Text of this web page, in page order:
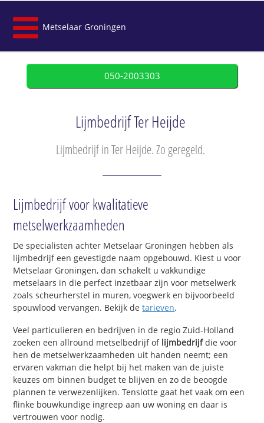
Metselaar Groningen
050-2003303
Lijmbedrijf Ter Heijde
Lijmbedrijf in Ter Heijde. Zo geregeld.
Lijmbedrijf voor kwalitatieve
metselwerkzaamheden
De specialisten achter Metselaar Groningen hebben als
lijmbedrijf een gevestigde naam opgebouwd. Kiest u voor
Metselaar Groningen, dan schakelt u vakkundige
metselaars in die perfect inzetbaar zijn voor metselwerk
zoals scheurherstel in muren, voegwerk en bijvoorbeeld
spouwlood vervangen. Bekijk detarieven.
Veel particulieren en bedrijven in de regio Zuid-Holland
zoeken een allround metselbedrijf of lijmbedrijfdie voor
hen de metselwerkzaamheden uit handen neemt; een
ervaren vakman die helpt bij het maken van de juiste
keuzes om binnen budget te blijven en zo de beoogde
plannen te verwezenlijken. Tenslotte gaat het vaak om een
flinke bouwkundige ingreep aan uw woning en daar is
vertrouwen voor nodig.